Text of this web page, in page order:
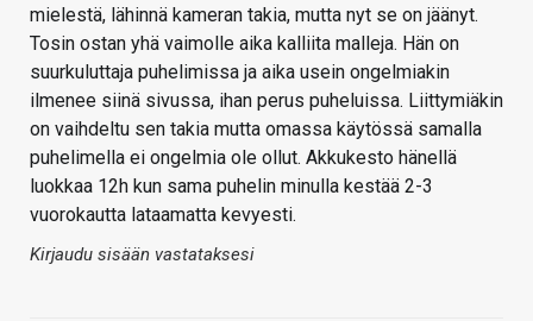
mielestä, lähinnä kameran takia, mutta nyt se on jäänyt.
Tosin ostan yhä vaimolle aika kalliita malleja. Hän on
suurkuluttaja puhelimissa ja aika usein ongelmiakin
ilmenee siinä sivussa, ihan perus puheluissa. Liittymiäkin
on vaihdeltu sen takia mutta omassa käytössä samalla
puhelimella ei ongelmia ole ollut. Akkukesto hänellä
luokkaa 12h kun sama puhelin minulla kestää 2-3
vuorokautta lataamatta kevyesti.
Kirjaudu sisään vastataksesi